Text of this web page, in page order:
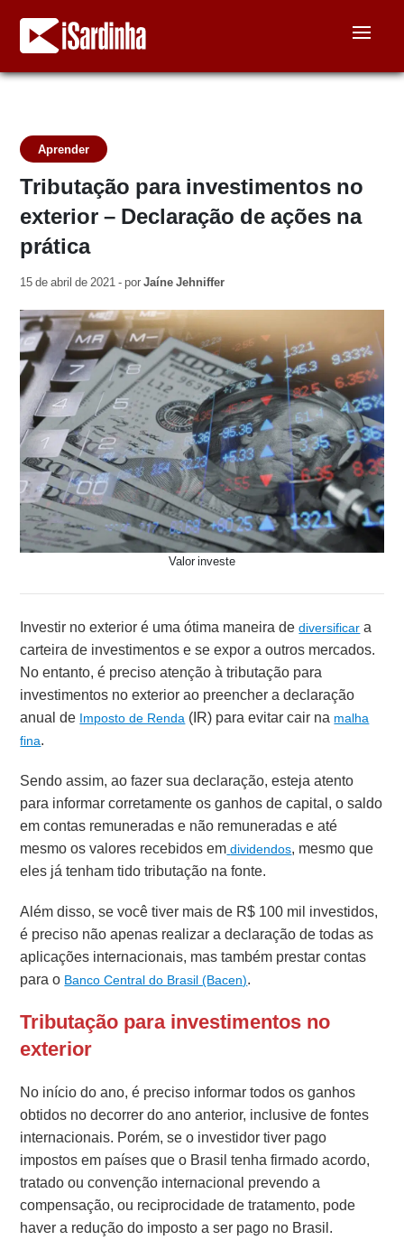
Aprender
Tributação para investimentos no
exterior – Declaração de ações na
prática
15 de abril de 2021 - porJaíne Jehniffer
Valor investe
Investir no exterior é uma ótima maneira dediversificar a
carteira de investimentos e se expor a outros mercados.
No entanto, é preciso atenção à tributação para
investimentos no exterior ao preencher a declaração
anual de Imposto de Renda (IR) para evitar cair na malha
fina.
Sendo assim, ao fazer sua declaração, esteja atento
para informar corretamente os ganhos de capital, o saldo
em contas remuneradas e não remuneradas e até
mesmo os valores recebidos em dividendos, mesmo que
eles já tenham tido tributação na fonte.
Além disso, se você tiver mais de R$ 100 mil investidos,
é preciso não apenas realizar a declaração de todas as
aplicações internacionais, mas também prestar contas
para o Banco Central do Brasil (Bacen).
Tributação para investimentos no
exterior
No início do ano, é preciso informar todos os ganhos
obtidos no decorrer do ano anterior, inclusive de fontes
internacionais. Porém, seo investidor tiver pago
impostos em países que o Brasil tenha firmado acordo,
tratado ou convenção internacional prevendo a
compensação, ou reciprocidade de tratamento, pode
haver a redução do imposto a ser pago no Brasil.